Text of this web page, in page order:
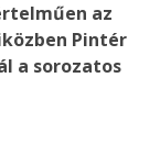
az
Pintér
a sorozatos